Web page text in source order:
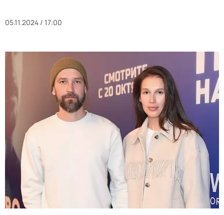
05.11.2024 / 17:00